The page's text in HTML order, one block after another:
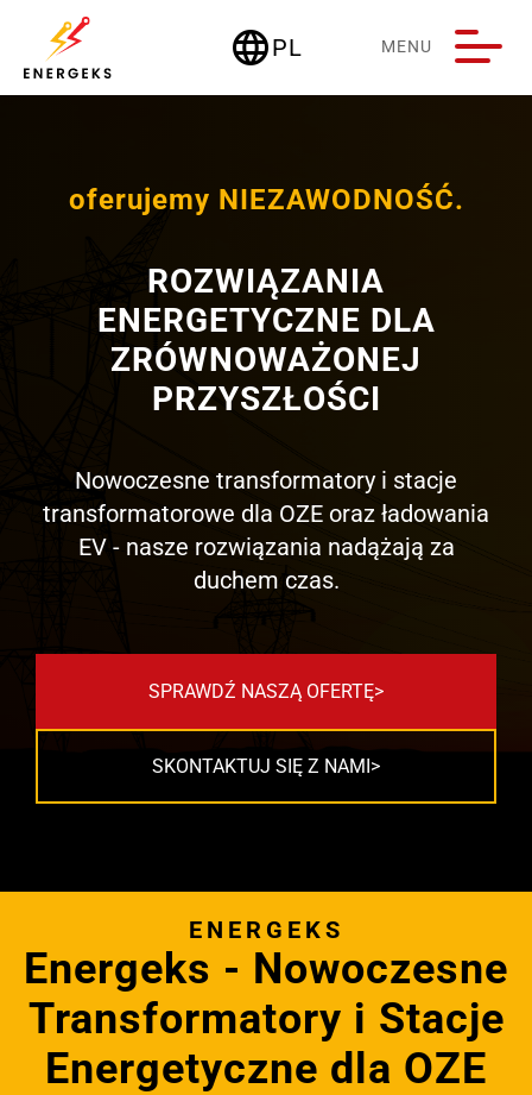
languagePL
Deutschland MENU
ROZWIĄZANIA
ENERGETYCZNE DLA
ZRÓWNOWAŻONEJ
PRZYSZŁOŚCI
oferujemy NIEZAWODNOŚĆ.
Nowoczesne transformatory i stacje
transformatorowe dla OZE oraz ładowania
EV - nasze rozwiązania nadążają za
duchem czas.
SPRAWDŹ NASZĄ OFERTĘ
SKONTAKTUJ SIĘ Z NAMI
ENERGEKS
Energeks - Nowoczesne
Transformatory i Stacje
Energetyczne dla OZE